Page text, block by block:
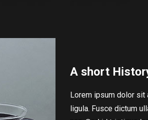
A short
Lorem ipsum dolor sit
ligula. Fusce dictum